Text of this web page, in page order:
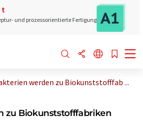
und prozessorientierte Fertigung
werden zu Biokunststofffab ...
zu Biokunststofffabriken